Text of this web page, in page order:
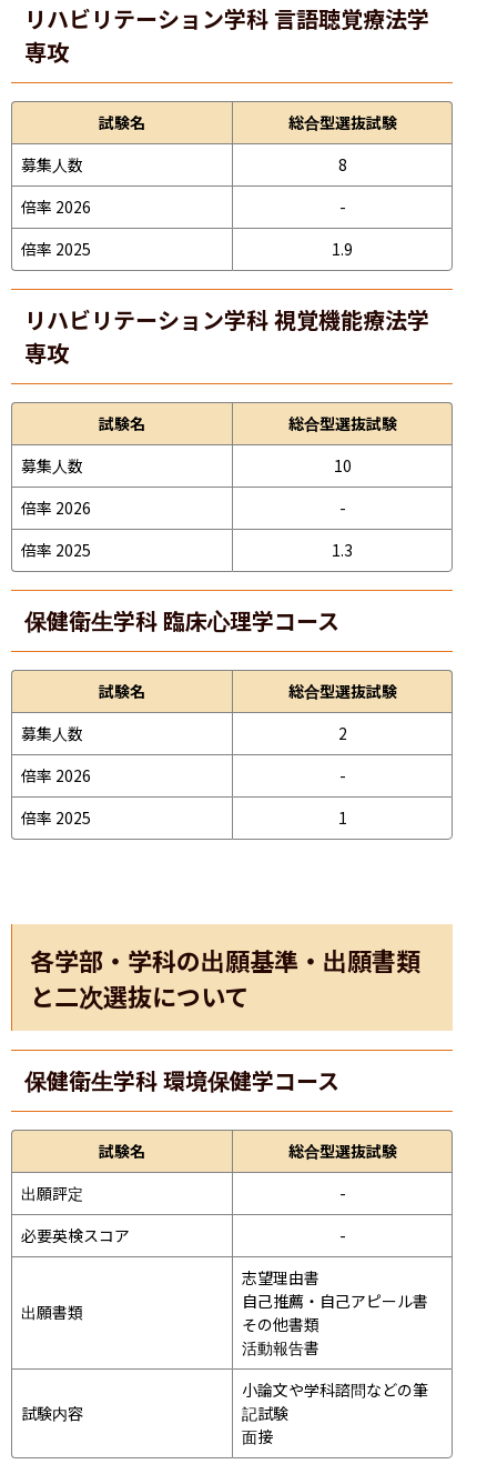
リハビリテーション学科 言語聴覚療法学
専攻
試験名
総合型選抜試験
募集人数
8
倍率 2026
-
倍率 2025
1.9
リハビリテーション学科 視覚機能療法学
専攻
試験名
総合型選抜試験
募集人数
10
倍率 2026
-
倍率 2025
1.3
保健衛生学科 臨床心理学コース
試験名
総合型選抜試験
募集人数
2
倍率 2026
-
倍率 2025
1
各学部・学科の出願基準・出願書類
と二次選抜について
保健衛生学科 環境保健学コース
試験名
総合型選抜試験
出願評定
-
必要英検スコア
-
出願書類
志望理由書
自己推薦・自己アピール書
その他書類
活動報告書
試験内容
小論文や学科諮問などの筆
記試験
面接